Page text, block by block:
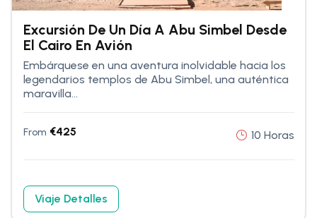
Excursión De Un Día A Abu Simbel Desde
El Cairo En Avión
Embárquese en una aventura inolvidable hacia los
legendarios templos de Abu Simbel, una auténtica
maravilla...
From €425 10 Horas
Viaje Detalles